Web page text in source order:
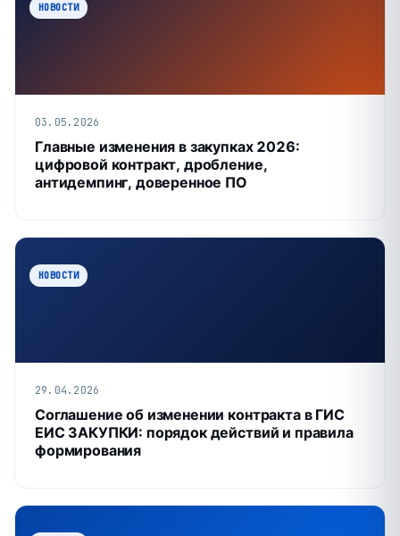
НОВОСТИ
03.05.2026
Главные изменения в закупках 2026:
цифровой контракт, дробление,
антидемпинг, доверенное ПО
НОВОСТИ
29.04.2026
Соглашение об изменении контракта в ГИС
ЕИС ЗАКУПКИ: порядок действий и правила
формирования